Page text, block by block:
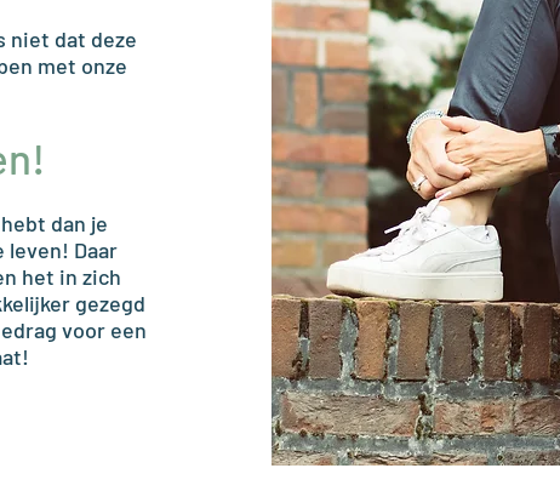
niet dat deze
met onze
dan je
leven! Daar
het in zich
gezegd
voor een